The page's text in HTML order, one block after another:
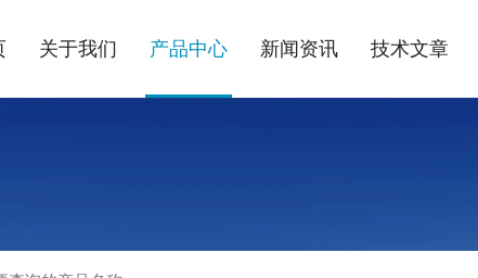
关于我们 产品中心 新闻资讯 技术文章